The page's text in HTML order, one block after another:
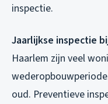
inspectie.
Jaarlijkse inspectie
Haarlem zijn veel
oud. Preventieve